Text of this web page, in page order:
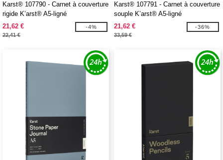
Karst® 107790 - Carnet à couverture
rigide K’arst® A5-ligné
21,62 €
22,41 €
-4%
Karst® 107791 - Carnet à couverture
souple K’arst® A5-ligné
21,62 €
33,59 €
-36%